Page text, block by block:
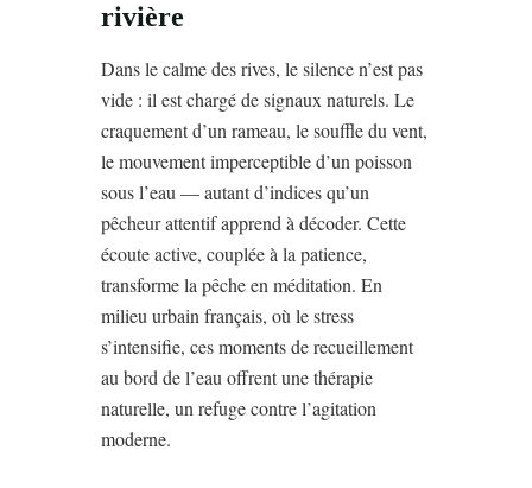
rivière
Dans le calme des rives, le silence n’est pas
vide : il est chargé de signaux naturels. Le
craquement d’un rameau, le souffle du vent,
le mouvement imperceptible d’un poisson
sous l’eau — autant d’indices qu’un
pêcheur attentif apprend à décoder. Cette
écoute active, couplée à la patience,
transforme la pêche en méditation. En
milieu urbain français, où le stress
s’intensifie, ces moments de recueillement
au bord de l’eau offrent une thérapie
naturelle, un refuge contre l’agitation
moderne.